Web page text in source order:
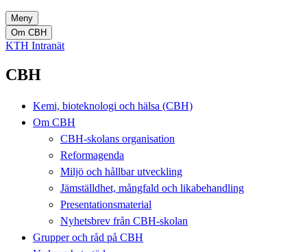
Meny
Om CBH
KTH Intranät
CBH
Kemi, bioteknologi och hälsa (CBH)
Om CBH
CBH-skolans organisation
Reformagenda
Miljö och hållbar utveckling
Jämställdhet, mångfald och likabehandling
Presentationsmaterial
Nyhetsbrev från CBH-skolan
Grupper och råd på CBH